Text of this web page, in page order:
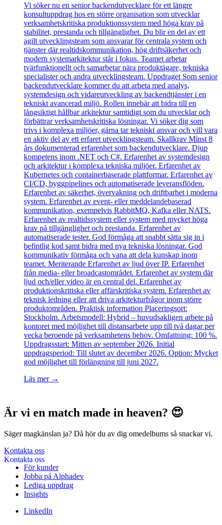
Vi söker nu en senior backendutvecklare för ett längre
konsultuppdrag hos en större organisation som utvecklar
verksamhetskritiska produktionssystem med höga krav på
stabilitet, prestanda och tillgänglighet. Du blir en del av ett
agilt utvecklingsteam som ansvarar för centrala system och
tjänster där realtidskommunikation, hög driftsäkerhet och
modern systemarkitektur står i fokus. Teamet arbetar
tvärfunktionellt och samarbetar nära produktägare, tekniska
specialister och andra utvecklingsteam. Uppdraget Som senior
backendutvecklare kommer du att arbeta med analys,
systemdesign och vidareutveckling av backendtjänster i en
tekniskt avancerad miljö. Rollen innebär att bidra till en
långsiktigt hållbar arkitektur samtidigt som du utvecklar och
förbättrar verksamhetskritiska lösningar. Vi söker dig som
trivs i komplexa miljöer, gärna tar tekniskt ansvar och vill vara
en aktiv del av ett erfaret utvecklingsteam. Skallkrav Minst 8
års dokumenterad erfarenhet som backendutvecklare. Djup
kompetens inom .NET och C#. Erfarenhet av systemdesign
och arkitektur i komplexa tekniska miljöer. Erfarenhet av
Kubernetes och containerbaserade plattformar. Erfarenhet av
CI/CD, byggpipelines och automatiserade leveransflöden.
Erfarenhet av säkerhet, övervakning och driftbarhet i moderna
system. Erfarenhet av event- eller meddelandebaserad
kommunikation, exempelvis RabbitMQ, Kafka eller NATS.
Erfarenhet av realtidssystem eller system med mycket höga
krav på tillgänglighet och prestanda. Erfarenhet av
automatiserade tester. God förmåga att snabbt sätta sig in i
befintlig kod samt bidra med nya tekniska lösningar. God
kommunikativ förmåga och vana att dela kunskap inom
teamet. Meriterande Erfarenhet av ljud över IP. Erfarenhet
från media- eller broadcastområdet. Erfarenhet av system där
ljud och/eller video är en central del. Erfarenhet av
produktionskritiska eller affärskritiska system. Erfarenhet av
teknisk ledning eller att driva arkitekturfrågor inom större
produktområden. Praktisk information Placeringsort:
Stockholm. Arbetsmodell: Hybrid – huvudsakligen arbete på
kontoret med möjlighet till distansarbete upp till två dagar per
vecka beroende på verksamhetens behov. Omfattning: 100 %.
Uppdragsstart: Mitten av september 2026. Initial
uppdragsperiod: Till slutet av december 2026. Option: Mycket
god möjlighet till förlängning till juni 2027.
Läs mer →
Är vi en match made in heaven? 😍
Säger magkänslan ja? Då hör du av dig omedelbums så snackar vi.
Kontakta oss
För kunder
Jobba på Alphadev
Lediga uppdrag
Insights
LinkedIn